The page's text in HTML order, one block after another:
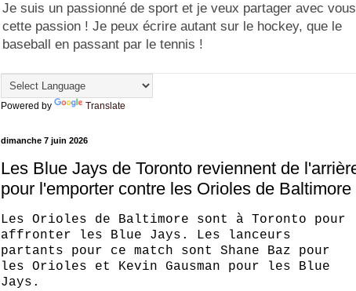
Je suis un passionné de sport et je veux partager avec vous
cette passion ! Je peux écrire autant sur le hockey, que le
baseball en passant par le tennis !
Powered by Translate
dimanche 7 juin 2026
Les Blue Jays de Toronto reviennent de
pour l'emporter contre les Orioles de Baltimore
Les Orioles de Baltimore sont à Toronto pour
affronter les Blue Jays. Les lanceurs
partants pour ce match sont Shane Baz pour
les Orioles et Kevin Gausman pour les Blue
Jays.